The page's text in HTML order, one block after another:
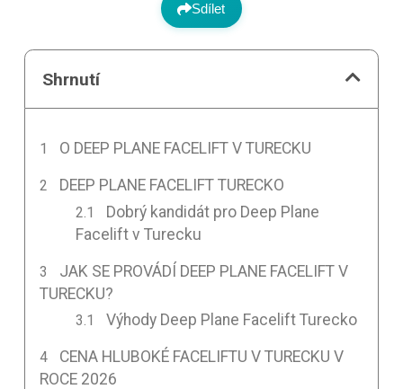
Sdílet
Shrnutí
O DEEP PLANE FACELIFT V TURECKU
DEEP PLANE FACELIFT TURECKO
Dobrý kandidát pro Deep Plane
Facelift v Turecku
JAK SE PROVÁDÍ DEEP PLANE FACELIFT V
TURECKU?
Výhody Deep Plane Facelift Turecko
CENA HLUBOKÉ FACELIFTU V TURECKU V
ROCE 2026